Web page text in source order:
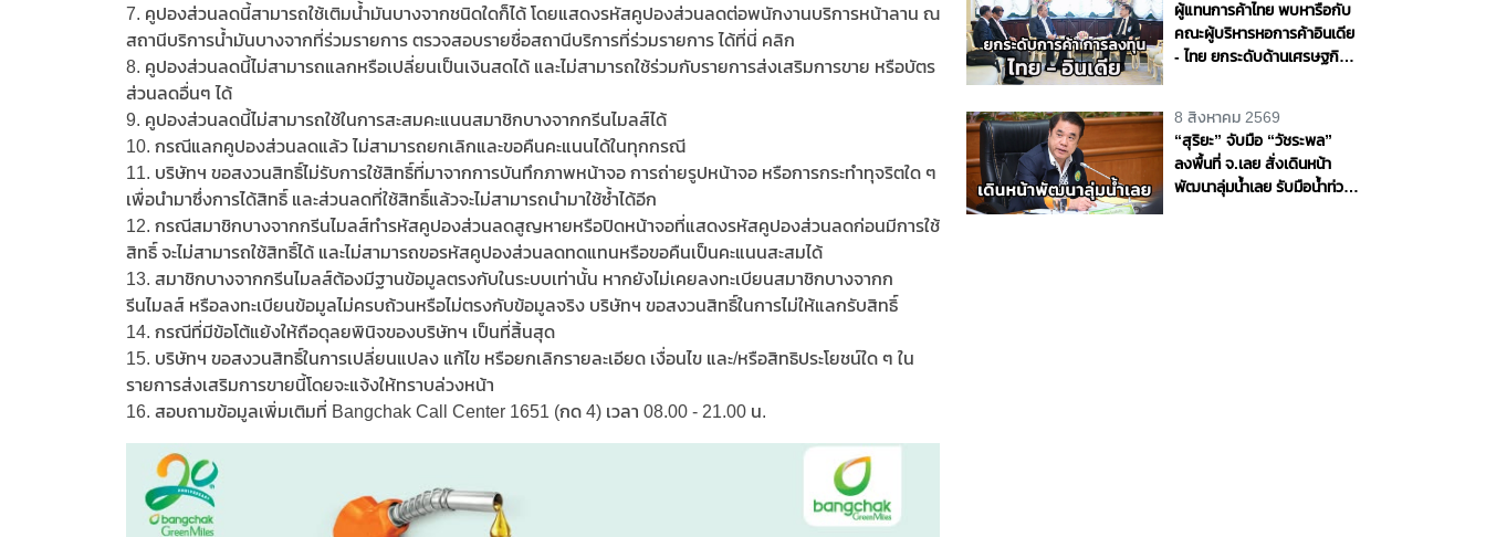
7. คูปองส่วนลดนี้สามารถใช้เติมน้ำมันบางจากชนิดใดก็ได้ โดยแสดงรหัสคูปองส่วนลดต่อพนักงานบริการหน้าลาน ณ
สถานีบริการน้ำมันบางจากที่ร่วมรายการ ตรวจสอบรายชื่อสถานีบริการที่ร่วมรายการ ได้ที่นี่ คลิก
8. คูปองส่วนลดนี้ไม่สามารถแลกหรือเปลี่ยนเป็นเงินสดได้ และไม่สามารถใช้ร่วมกับรายการส่งเสริมการขาย หรือบัตร
ส่วนลดอื่นๆ ได้
9. คูปองส่วนลดนี้ไม่สามารถใช้ในการสะสมคะแนนสมาชิกบางจากกรีนไมลส์ได้
10. กรณีแลกคูปองส่วนลดแล้ว ไม่สามารถยกเลิกและขอคืนคะแนนได้ในทุกกรณี
11. บริษัทฯ ขอสงวนสิทธิ์ไม่รับการใช้สิทธิ์ที่มาจากการบันทึกภาพหน้าจอ การถ่ายรูปหน้าจอ หรือการกระทำทุจริตใด ๆ
เพื่อนำมาซึ่งการได้สิทธิ์ และส่วนลดที่ใช้สิทธิ์แล้วจะไม่สามารถนำมาใช้ซ้ำได้อีก
12. กรณีสมาชิกบางจากกรีนไมลส์ทำรหัสคูปองส่วนลดสูญหายหรือปิดหน้าจอที่แสดงรหัสคูปองส่วนลดก่อนมีการใช้
สิทธิ์ จะไม่สามารถใช้สิทธิ์ได้ และไม่สามารถขอรหัสคูปองส่วนลดทดแทนหรือขอคืนเป็นคะแนนสะสมได้
13. สมาชิกบางจากกรีนไมลส์ต้องมีฐานข้อมูลตรงกับในระบบเท่านั้น หากยังไม่เคยลงทะเบียนสมาชิกบางจากก
รีนไมลส์ หรือลงทะเบียนข้อมูลไม่ครบถ้วนหรือไม่ตรงกับข้อมูลจริง บริษัทฯ ขอสงวนสิทธิ์ในการไม่ให้แลกรับสิทธิ์
14. กรณีที่มีข้อโต้แย้งให้ถือดุลยพินิจของบริษัทฯ เป็นที่สิ้นสุด
15. บริษัทฯ ขอสงวนสิทธิ์ในการเปลี่ยนแปลง แก้ไข หรือยกเลิกรายละเอียด เงื่อนไข และ/หรือสิทธิประโยชน์ใด ๆ ใน
รายการส่งเสริมการขายนี้โดยจะแจ้งให้ทราบล่วงหน้า
16. สอบถามข้อมูลเพิ่มเติมที่ Bangchak Call Center 1651 (กด 4) เวลา 08.00 - 21.00 น.
ผู้แทนการค้าไทย พบหารือกับ
คณะผู้บริหารหอการค้าอินเดีย
- ไทย ยกระดับด้านเศรษฐกิจ
8 สิงหาคม 2569
“สุริยะ” จับมือ “วัชระพล”
ลงพื้นที่ จ.เลย สั่งเดินหน้า
พัฒนาลุ่มน้ำเลย รับมือน้ำท่วม